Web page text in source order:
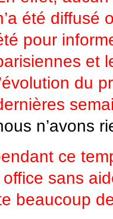
été diffusé
pour
et
du
n’avons
ce
office sans
beaucoup